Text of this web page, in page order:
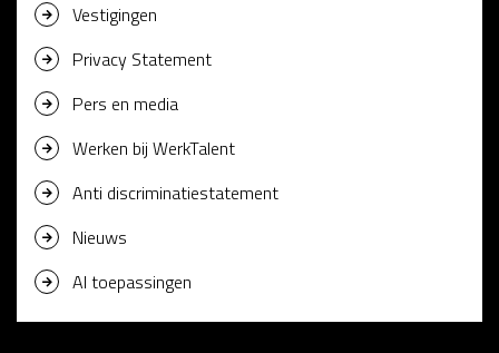
Vestigingen
Privacy Statement
Pers en media
Werken bij WerkTalent
Anti discriminatiestatement
Nieuws
AI toepassingen